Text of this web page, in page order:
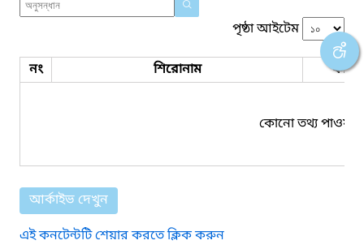
পৃষ্ঠা আইটেম
নং শিরোনাম ফাইল
কোনো তথ্য পাওয়া
আর্কাইভ দেখুন
এই কনটেন্টটি শেয়ার করতে ক্লিক করুন